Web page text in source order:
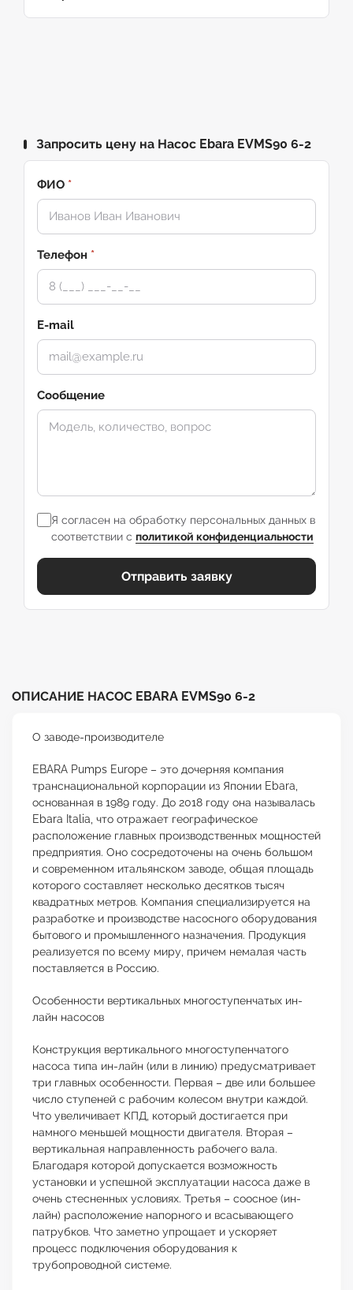
Запросить цену на Насос Ebara EVMS90 6-2
ФИО *
Телефон *
E-mail
Сообщение
Я согласен на обработку персональных данных в
соответствии с политикой конфиденциальности
Отправить заявку
ОПИСАНИЕ НАСОС EBARA EVMS90 6-2
О заводе-производителе
EBARA Pumps Europe – это дочерняя компания
транснациональной корпорации из Японии Ebara,
основанная в 1989 году. До 2018 году она называлась
Ebara Italia, что отражает географическое
расположение главных производственных мощностей
предприятия. Оно сосредоточены на очень большом
и современном итальянском заводе, общая площадь
которого составляет несколько десятков тысяч
квадратных метров. Компания специализируется на
разработке и производстве насосного оборудования
бытового и промышленного назначения. Продукция
реализуется по всему миру, причем немалая часть
поставляется в Россию.
Особенности вертикальных многоступенчатых ин-
лайн насосов
Конструкция вертикального многоступенчатого
насоса типа ин-лайн (или в линию) предусматривает
три главных особенности. Первая – две или большее
число ступеней с рабочим колесом внутри каждой.
Что увеличивает КПД, который достигается при
намного меньшей мощности двигателя. Вторая –
вертикальная направленность рабочего вала.
Благодаря которой допускается возможность
установки и успешной эксплуатации насоса даже в
очень стесненных условиях. Третья – соосное (ин-
лайн) расположение напорного и всасывающего
патрубков. Что заметно упрощает и ускоряет
процесс подключения оборудования к
трубопроводной системе.